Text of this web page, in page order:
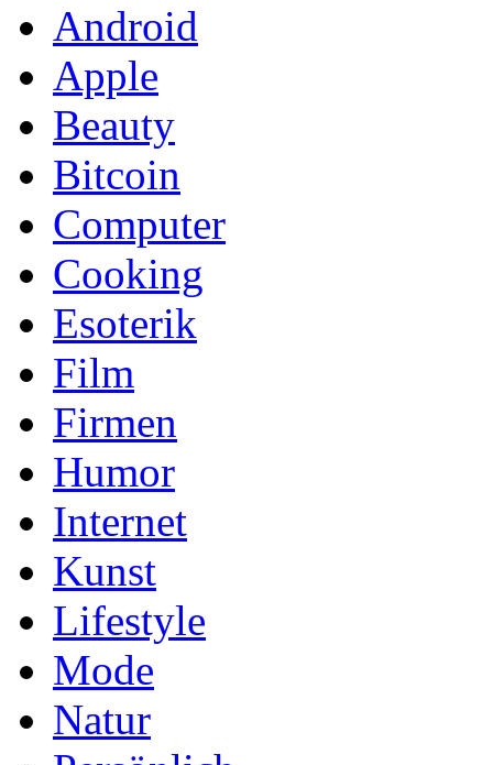
Android
Apple
Beauty
Bitcoin
Computer
Cooking
Esoterik
Film
Firmen
Humor
Internet
Kunst
Lifestyle
Mode
Natur